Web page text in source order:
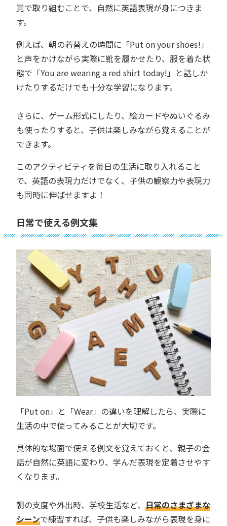
覚で取り組むことで、自然に英語表現が身につきま
す。
例えば、朝の着替えの時間に「Put on your shoes!」
と声をかけながら実際に靴を履かせたり、服を着た状
態で「You are wearing a red shirt today!」と話しか
けたりするだけでも十分な学習になります。
さらに、ゲーム形式にしたり、絵カードやぬいぐるみ
も使ったりすると、子供は楽しみながら覚えることが
できます。
このアクティビティを毎日の生活に取り入れること
で、英語の表現力だけでなく、子供の観察力や表現力
も同時に伸ばせますよ！
日常で使える例文集
「Put on」と「Wear」の違いを理解したら、実際に
生活の中で使ってみることが大切です。
具体的な場面で使える例文を覚えておくと、親子の会
話が自然に英語に変わり、学んだ表現を定着させやす
くなります。
朝の支度や外出時、学校生活など、 日常のさまざまな
シーンで練習すれば、子供も楽しみながら表現を身に